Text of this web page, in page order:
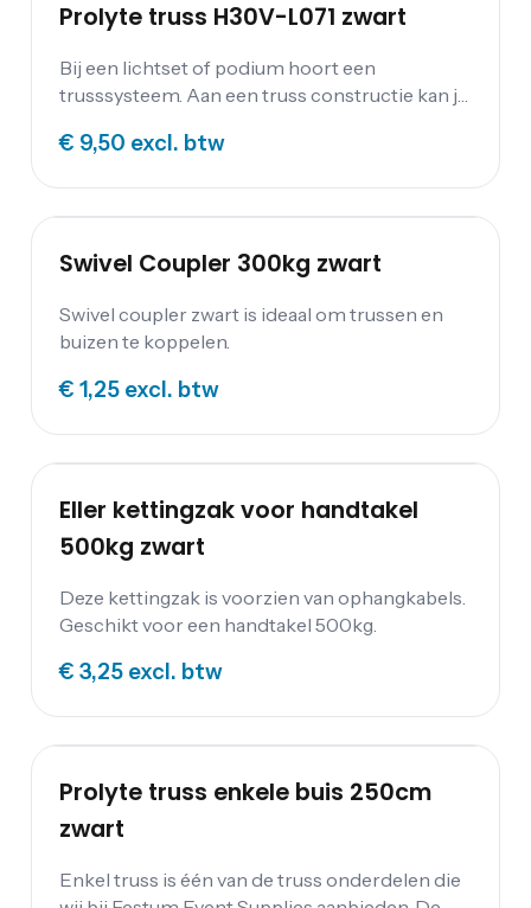
Prolyte truss H30V-L071 zwart
Bij een lichtset of podium hoort een
trusssysteem. Aan een truss constructie kan je
trussen; een groot assortiment aan lengtes,
baseplates en hoekstukken. Over Prolyte
uitstekende kwaliteit, sterkte en
mogelijkheden. De evenementenbranche
hele wereld. De sterke truss onderdelen zijn
constructie. Ideaal ophangsysteem voor onder
andere speakers, verlichting en banners.
€ 9,50 excl. btw
Swivel Coupler 300kg zwart
Swivel coupler zwart is ideaal om trussen en
buizen te koppelen.
€ 1,25 excl. btw
Eller kettingzak voor handtakel
500kg zwart
Deze kettingzak is voorzien van ophangkabels.
Geschikt voor een handtakel 500kg.
€ 3,25 excl. btw
Prolyte truss enkele buis 250cm
zwart
Enkel truss is één van de truss onderdelen die